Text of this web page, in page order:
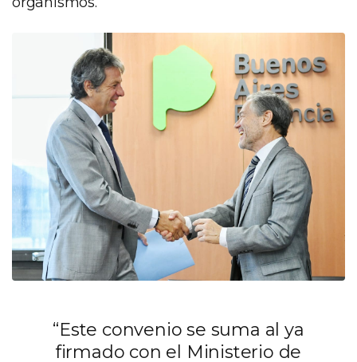
“Este convenio se suma al ya
firmado con el Ministerio de